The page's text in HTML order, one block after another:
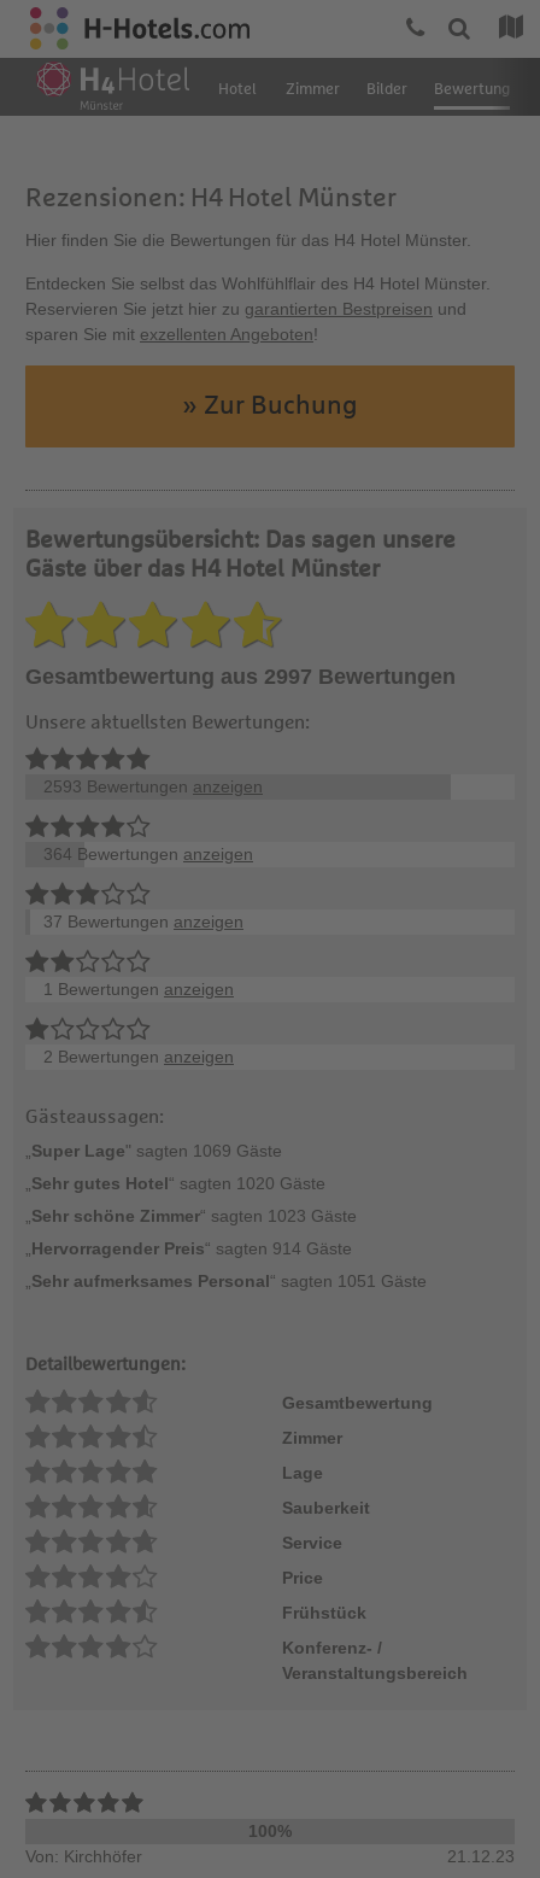
Hotel Zimmer Bilder Bewertung
Rezensionen: H4 Hotel Münster
Hier finden Sie die Bewertungen für das H4 Hotel Münster.
Entdecken Sie selbst das Wohlfühlflair des H4 Hotel Münster.
Reservieren Sie jetzt hier zu garantierten Bestpreisen und
sparen Sie mit exzellenten Angeboten!
» Zur Buchung
Bewertungsübersicht: Das sagen unsere
Gäste über das H4 Hotel Münster
Gesamtbewertung aus 2997 Bewertungen
Unsere aktuellsten Bewertungen:
2593 Bewertungen anzeigen
364 Bewertungen anzeigen
37 Bewertungen anzeigen
1 Bewertungen anzeigen
2 Bewertungen anzeigen
Gästeaussagen:
Super Lage" sagten 1069 Gäste
Sehr gutes Hotel“ sagten 1020 Gäste
Sehr schöne Zimmer“ sagten 1023 Gäste
Hervorragender Preis“ sagten 914 Gäste
Sehr aufmerksames Personal“ sagten 1051 Gäste
Detailbewertungen:
Gesamtbewertung
Zimmer
Lage
Sauberkeit
Service
Price
Frühstück
Konferenz- /
Veranstaltungsbereich
100%
Von: Kirchhöfer
21.12.23